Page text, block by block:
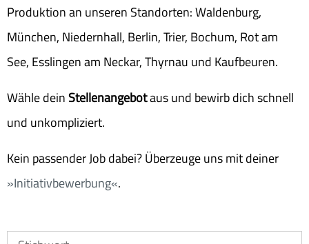
Produktion an unseren Standorten: Waldenburg,
München, Niedernhall, Berlin, Trier, Bochum, Rot am
See, Esslingen am Neckar, Thyrnau und Kaufbeuren.
Wähle deinStellenangebotaus und bewirb dich schnell
und unkompliziert.
Kein passender Job dabei? Überzeuge uns mit deiner
Initiativbewerbung .